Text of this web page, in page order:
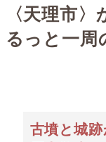
〈天理市
るっと一周
古墳と城